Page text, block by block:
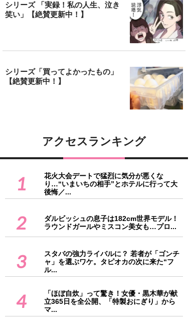
シリーズ 「実録！私の人生、泣き
笑い」【絶賛更新中！】
シリーズ「買ってよかったもの」
【絶賛更新中！】
アクセスランキング
1
花火大会デートで猛烈に気分が悪くな
り…“いまいちの相手”とホテルに行って大
後悔／...
2
ダルビッシュの息子は182cm世界モデル！
ラウンドガールやミスコン美女も…プロ...
3
スタバの強力ライバルに？ 若者が「ゴンチ
ャ」を選ぶワケ。タピオカの次に来た“フ
ル...
4
「ほぼ自炊」って驚き！女優・黒木華が献
立365日を全公開、「特製おにぎり」から
マ...